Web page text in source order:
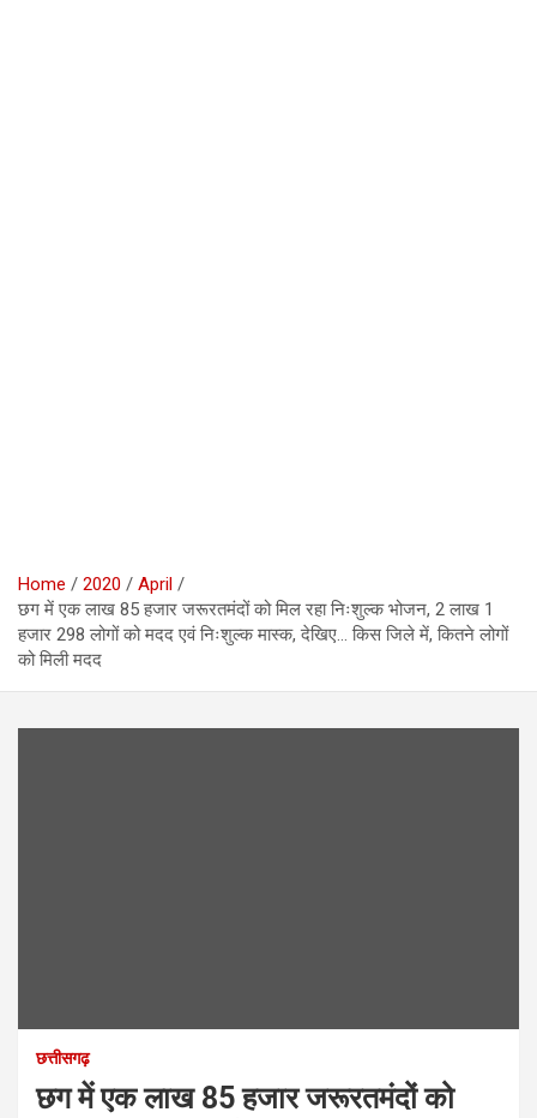
Home 2020
April
छग में एक लाख 85 हजार जरूरतमंदों को मिल रहा निःशुल्क भोजन, 2 लाख 1
हजार 298 लोगों को मदद एवं निःशुल्क मास्क, देखिए… किस जिले में, कितने लोगों
को मिली मदद
छत्तीसगढ़
छग में एक लाख 85 हजार जरूरतमंदों को